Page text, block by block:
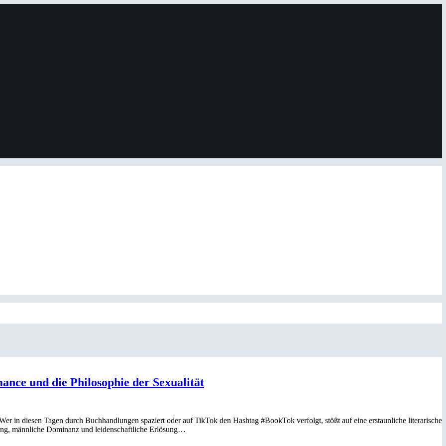
und die Philosophie der Sexualität
in diesen Tagen durch Buchhandlungen spaziert oder auf TikTok den Hashtag #BookTok verfolgt, stößt auf eine erstaunliche literarische
männliche Dominanz und leidenschaftliche Erlösung…